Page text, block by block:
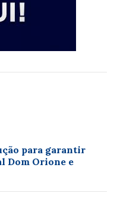
para garantir
Dom Orione e